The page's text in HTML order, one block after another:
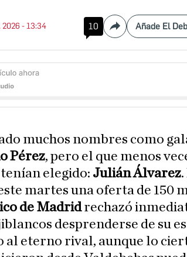
2026 - 13:34 10 Compartir
Añade El
muchos nombres como
Pérez, pero el que menos
elegido: Julián Álvarez
martes una oferta de 150
de Madridrechazó
desprenderse de su
al eterno rival, aunque lo